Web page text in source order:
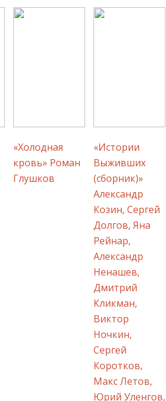
«Холодная
кровь» Роман
Глушков
«Истории
Выживших
(сборник)»
Александр
Козин, Сергей
Долгов, Яна
Рейнар,
Александр
Ненашев,
Дмитрий
Кликман,
Виктор
Ночкин,
Сергей
Коротков,
Макс Летов,
Юрий Уленгов,